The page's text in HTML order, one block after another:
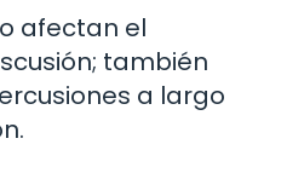
afectan el
también
a largo